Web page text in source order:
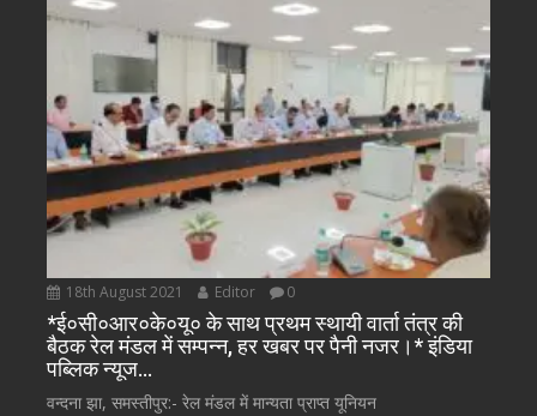
18th August 2021 Editor 0
*ई०सी०आर०के०यू० के साथ प्रथम स्थायी वार्ता तंत्र की
बैठक रेल मंडल में सम्पन्न, हर खबर पर पैनी नजर।* इंडिया
पब्लिक न्यूज…
वन्दना झा, समस्तीपुर:- रेल मंडल में मान्यता प्राप्त यूनियन